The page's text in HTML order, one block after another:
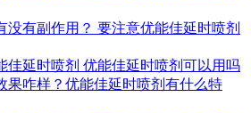
没有副作用？ 要注意优能佳延时喷剂
佳延时喷剂 优能佳延时喷剂可以用吗
果咋样？优能佳延时喷剂有什么特